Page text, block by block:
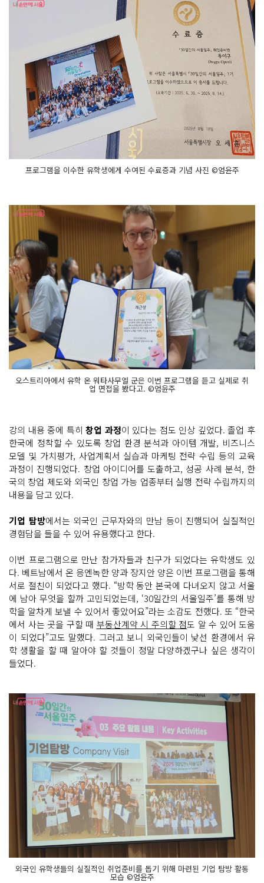
프로그램을 이수한 유학생에게 수여된 수료증과 기념 사진 ©엄윤주
오스트리아에서 유학 온 워타사무엘 군은 이번 프로그램을 듣고 실제로 취
업 면접을 봤다고. ©엄윤주
강의 내용 중에 특히창업 과정이 있다는 점도 인상 깊었다. 졸업 후
한국에 정착할 수 있도록 창업 환경 분석과 아이템 개발, 비즈니스
모델 및 가치평가, 사업계획서 실습과 마케팅 전략 수립 등의 교육
과정이 진행되었다. 창업 아이디어를 도출하고, 성공 사례 분석, 한
국의 창업 제도와 외국인 창업 가능 업종부터 실행 전략 수립까지의
내용을 담고 있다.
기업 탐방에서는 외국인 근무자와의 만남 등이 진행되어 실질적인
경험담을 들을 수 있어 유용했다고 한다.
이번 프로그램으로 만난 참가자들과 친구가 되었다는 유학생도 있
다. 베트남에서 온 응엔녹한 양과 장지안 양은 이번 프로그램을 통해
서로 절친이 되었다고 했다. “방학 동안 본국에 다녀오지 않고 서울
에 남아 무엇을 할까 고민되었는데, ‘30일간의 서울일주’를 통해 방
학을 알차게 보낼 수 있어서 좋았어요”라는 소감도 전했다. 또 “한국
에서 사는 곳을 구할 때 부동산계약 시 주의할 점도 알 수 있어 도움
이 되었다”고도 말했다. 그러고 보니 외국인들이 낯선 환경에서 유
학 생활을 할 때 알아야 할 것들이 정말 다양하겠구나 싶은 생각이
들었다.
외국인 유학생들의 실질적인 취업준비를 돕기 위해 마련된 기업 탐방 활동
모습 ©엄윤주